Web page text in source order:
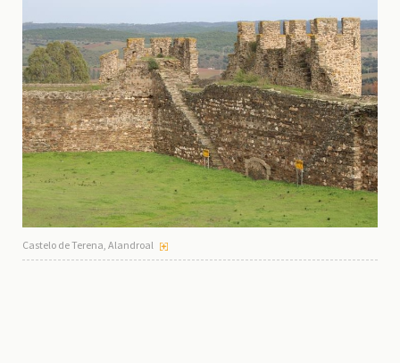
Castelo de Terena, Alandroal